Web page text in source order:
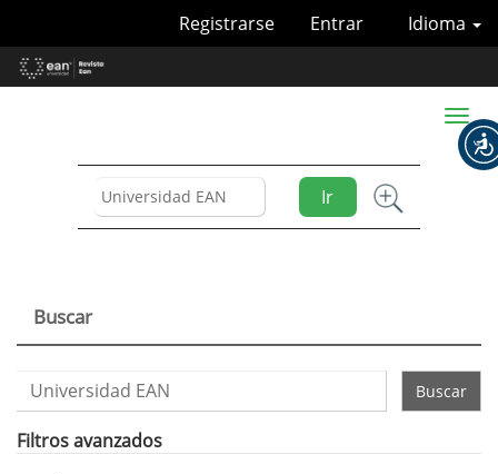
Contenido
principal
Idioma
Registrarse Entrar
Ir
Toggle
Buscar
Buscar
artículos
por
Filtros avanzados